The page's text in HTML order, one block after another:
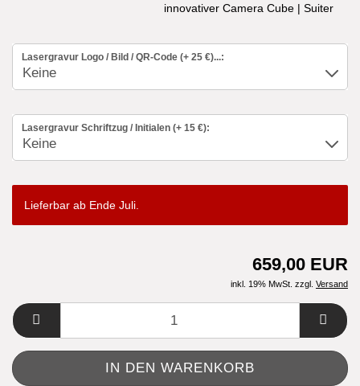
innovativer Camera Cube | Suiter
Lasergravur Logo / Bild / QR-Code (+ 25 €)...:
Lasergravur Schriftzug / Initialen (+ 15 €):
Lieferbar ab Ende Juli.
659,00 EUR
inkl. 19% MwSt. zzgl. Versand